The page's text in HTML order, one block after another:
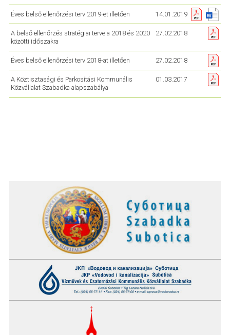
Éves belső ellenőrzési terv 2019-et illetően 14.01.2019
A belső ellenőrzés stratégiai terve a 2018 és 2020
közötti időszakra
27.02.2018
Éves belső ellenőrzési terv 2018-at illetően 27.02.2018
A Köztisztasági és Parkosítási Kommunális
Közvállalat Szabadka alapszabálya
01.03.2017